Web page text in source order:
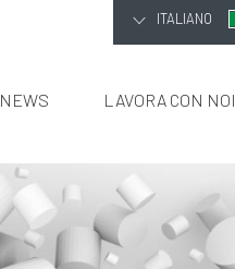
ITALIANO
NEWS LAVORA CON NOI